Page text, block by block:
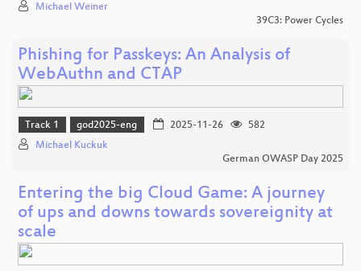
Michael Weiner
39C3: Power Cycles
Phishing for Passkeys: An Analysis of
WebAuthn and CTAP
Track 1 god2025-eng 2025-11-26
582
Michael Kuckuk
German OWASP Day 2025
Entering the big Cloud Game: A journey
of ups and downs towards sovereignity at
scale